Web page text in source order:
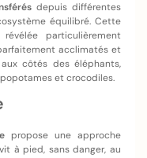
depuis différentes
équilibré. Cette
particulièrement
acclimatés et
côtés des éléphants,
et crocodiles.
propose une approche
à pied, sans danger, au